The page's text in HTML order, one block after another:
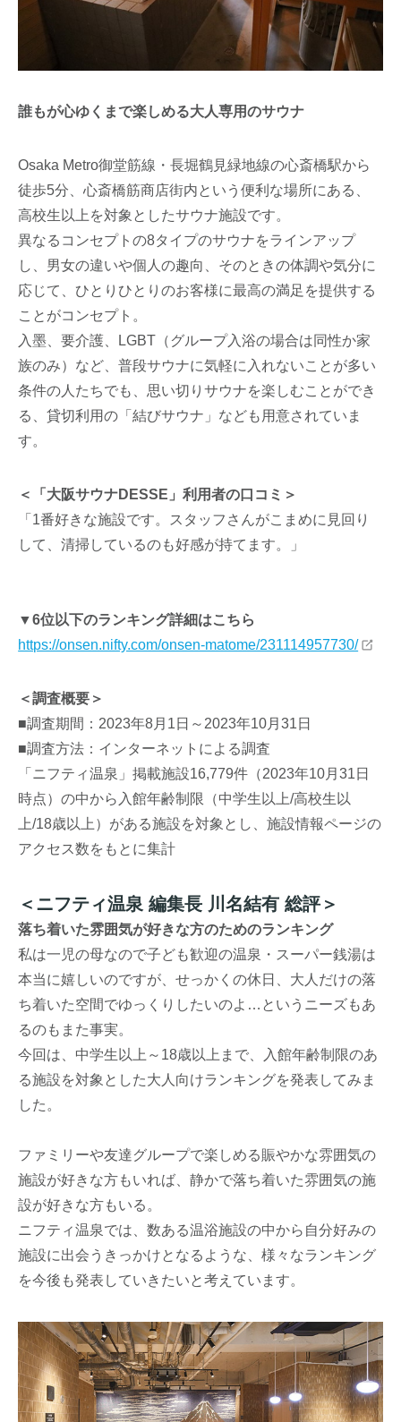
誰もが心ゆくまで楽しめる大人専用のサウナ
Osaka Metro御堂筋線・長堀鶴見緑地線の心斎橋駅から
徒歩5分、心斎橋筋商店街内という便利な場所にある、
高校生以上を対象としたサウナ施設です。
異なるコンセプトの8タイプのサウナをラインアップ
し、男女の違いや個人の趣向、そのときの体調や気分に
応じて、ひとりひとりのお客様に最高の満足を提供する
ことがコンセプト。
入墨、要介護、LGBT（グループ入浴の場合は同性か家
族のみ）など、普段サウナに気軽に入れないことが多い
条件の人たちでも、思い切りサウナを楽しむことができ
る、貸切利用の「結びサウナ」なども用意されていま
す。
＜「大阪サウナDESSE」利用者の口コミ＞
「1番好きな施設です。スタッフさんがこまめに見回り
して、清掃しているのも好感が持てます。」
▼6位以下のランキング詳細はこちら
https://onsen.nifty.com/onsen-matome/231114957730/
＜調査概要＞
■調査期間：2023年8月1日～2023年10月31日
■調査方法：インターネットによる調査
「ニフティ温泉」掲載施設16,779件（2023年10月31日
時点）の中から入館年齢制限（中学生以上/高校生以
上/18歳以上）がある施設を対象とし、施設情報ページの
アクセス数をもとに集計
＜ニフティ温泉 編集長 川名結有 総評＞
落ち着いた雰囲気が好きな方のためのランキング
私は一児の母なので子ども歓迎の温泉・スーパー銭湯は
本当に嬉しいのですが、せっかくの休日、大人だけの落
ち着いた空間でゆっくりしたいのよ…というニーズもあ
るのもまた事実。
今回は、中学生以上～18歳以上まで、入館年齢制限のあ
る施設を対象とした大人向けランキングを発表してみま
した。
ファミリーや友達グループで楽しめる賑やかな雰囲気の
施設が好きな方もいれば、静かで落ち着いた雰囲気の施
設が好きな方もいる。
ニフティ温泉では、数ある温浴施設の中から自分好みの
施設に出会うきっかけとなるような、様々なランキング
を今後も発表していきたいと考えています。